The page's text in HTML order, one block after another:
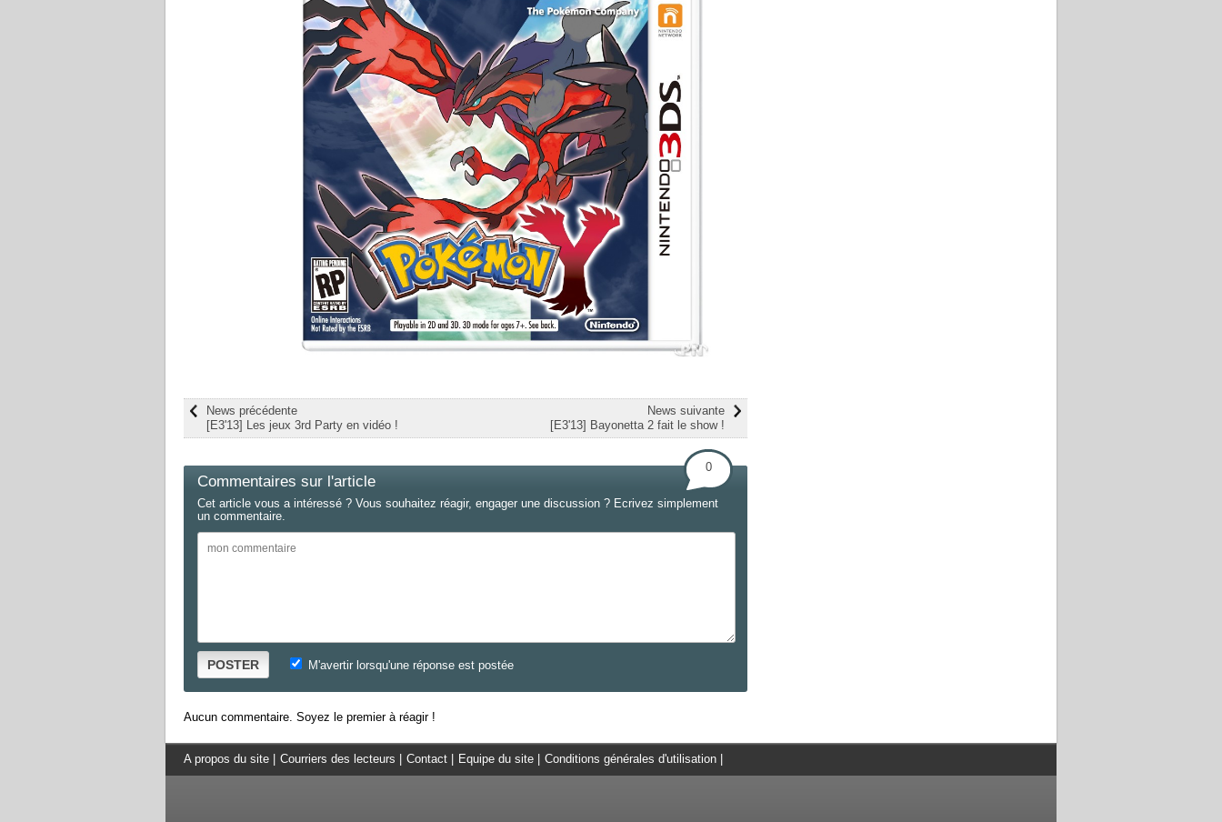
News suivante
[E3'13] Bayonetta 2 fait le show !
News précédente
[E3'13] Les jeux 3rd Party en vidéo !
Commentaires sur l'article
0
Cet article vous a intéressé ? Vous souhaitez réagir, engager une discussion ? Ecrivez simplement
un commentaire.
POSTER M'avertir lorsqu'une réponse est postée
Aucun commentaire. Soyez le premier à réagir !
A propos du site | Courriers des lecteurs | Contact | Equipe du site | Conditions générales d'utilisation |